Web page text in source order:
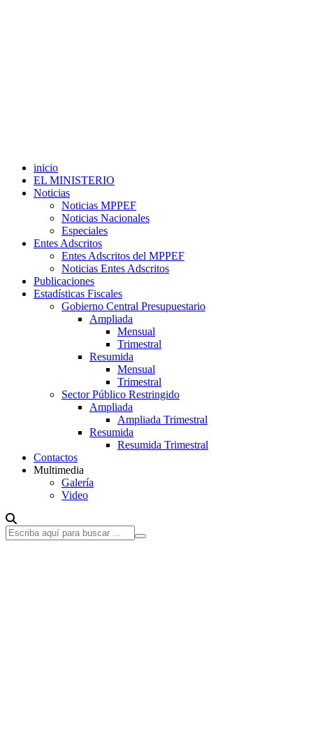
inicio
EL MINISTERIO
Noticias
Noticias MPPEF
Noticias Nacionales
Especiales
Entes Adscritos
Entes Adscritos del MPPEF
Noticias Entes Adscritos
Publicaciones
Estadísticas Fiscales
Gobierno Central Presupuestario
Ampliada
Mensual
Trimestral
Resumida
Mensual
Trimestral
Sector Público Restringido
Ampliada
Ampliada Trimestral
Resumida
Resumida Trimestral
Contactos
Multimedia
Galería
Video